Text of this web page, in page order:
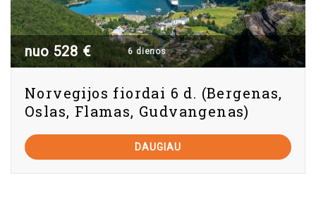
nuo 528 € 6 dienos
Norvegijos fiordai 6 d. (Bergenas,
Oslas, Flamas, Gudvangenas)
DAUGIAU